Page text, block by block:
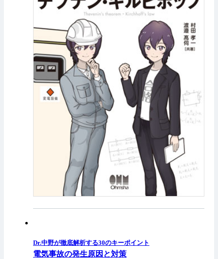
Dr.中野が徹底解析する30のキーポイント
電気事故の発生原因と対策